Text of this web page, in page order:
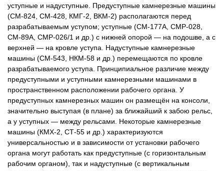
уступные и надуступные. Предуступные камнерезные машины
(СМ-824, СМ-428, КМГ-2, ВКМ-2) располагаются перед
разрабатываемым уступом; уступные (СМ-177А, СМР-028,
СМ-89А, CMP-026/1 и др.) с нижней опорой — на подошве, а с
верхней — на кровле уступа. Надуступные камнерезные
машины (СМ-543, НКМ-58 и др.) перемещаются по кровле
разрабатываемого уступа. Принципиальное различие между
предуступными и уступными камнерезными машинами в
пространственном расположении рабочего органа. У
предуступных камнерезных машин он размещён на консоли,
значительно выступая (в плане) за ближайший к забою рельс,
а у уступных — между рельсами. Некоторые камнерезные
машины (КМХ-2, СТ-55 и др.) характеризуются
универсальностью и в зависимости от установки рабочего
органа могут работать как предуступные (с горизонтальным
рабочим органом), так и надуступные (с вертикальным